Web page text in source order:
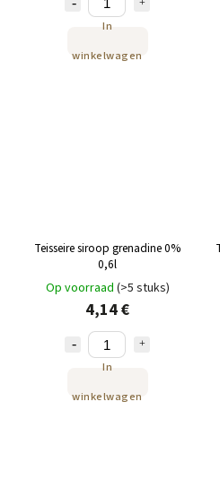
In
winkelwagen
Teisseire siroop grenadine 0%
0,6l
Op voorraad (>5 stuks)
4,14 €
In
winkelwagen